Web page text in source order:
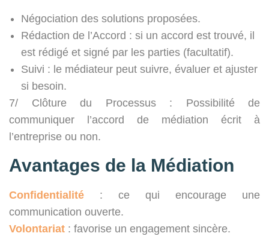
Négociation des solutions proposées.
Rédaction de l’Accord : si un accord est trouvé, il
est rédigé et signé par les parties (facultatif).
Suivi : le médiateur peut suivre, évaluer et ajuster
si besoin.
7/ Clôture du Processus : Possibilité de
communiquer l’accord de médiation écrit à
l’entreprise ou non.
Avantages de la Médiation
Confidentialité : ce qui encourage une
communication ouverte.
Volontariat : favorise un engagement sincère.